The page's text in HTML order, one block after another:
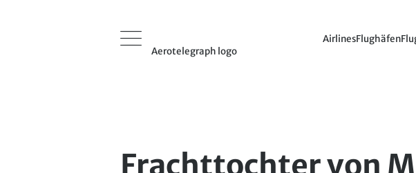
Aerotelegraph logo
AirlinesFlughäfen
Frachttochter von